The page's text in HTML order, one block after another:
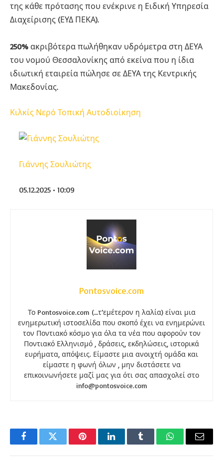
της κάθε πρότασης που ενέκρινε η Ειδική Υπηρεσία
Διαχείρισης (ΕΥΔ ΠΕΚΑ).
250% ακριβότερα πωλήθηκαν υδρόμετρα στη ΔΕΥΑ
του νομού Θεσσαλονίκης από εκείνα που η ίδια
ιδιωτική εταιρεία πώλησε σε ΔΕΥΑ της Κεντρικής
Μακεδονίας.
Κιλκίς Νερό Τοπική Αυτοδιοίκηση
Γιάννης Σουλιώτης
05.12.2025 • 10:09
Pontosvoice.com
Το Pontosvoice.com (…τ’εμέτερον η λαλία) είναι μια
ενημερωτική ιστοσελίδα που σκοπό έχει να ενημερώνει
τον Ποντιακό κόσμο για όλα τα νέα που αφορούν τον
Ποντιακό Ελληνισμό , δράσεις, εκδηλώσεις, ιστορικά
ευρήματα, απόψεις. Είμαστε μια ανοιχτή ομάδα και
είμαστε η φωνή όλων , μην διστάσετε να
επικοινωνήσετε μαζί μας για ότι σας απασχολεί στο
info@pontosvoice.com
FacebookTwitter PinterestLinkedInTumblr WhatsAppEmail